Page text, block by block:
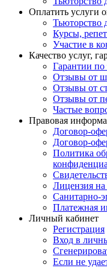
Оплатить услуги
Тьюторство
Курсы,
Участие в
Качество услуг,
Гарантии по
Отзывы от
Отзывы от
Отзывы от
Частые
Правовая
Договор-
Договор-
Политика
Лицензия на
Санитарно-
Платежная
Личный кабинет
Регистрация
Вход в
Если не